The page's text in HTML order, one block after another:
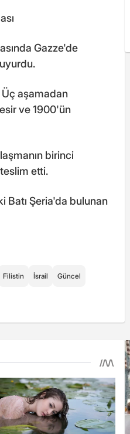
Gazze'de
Üç aşamadan
ve 1900'ün
birinci
teslim etti.
Batı Şeria'da bulunan
Filistin İsrail Güncel